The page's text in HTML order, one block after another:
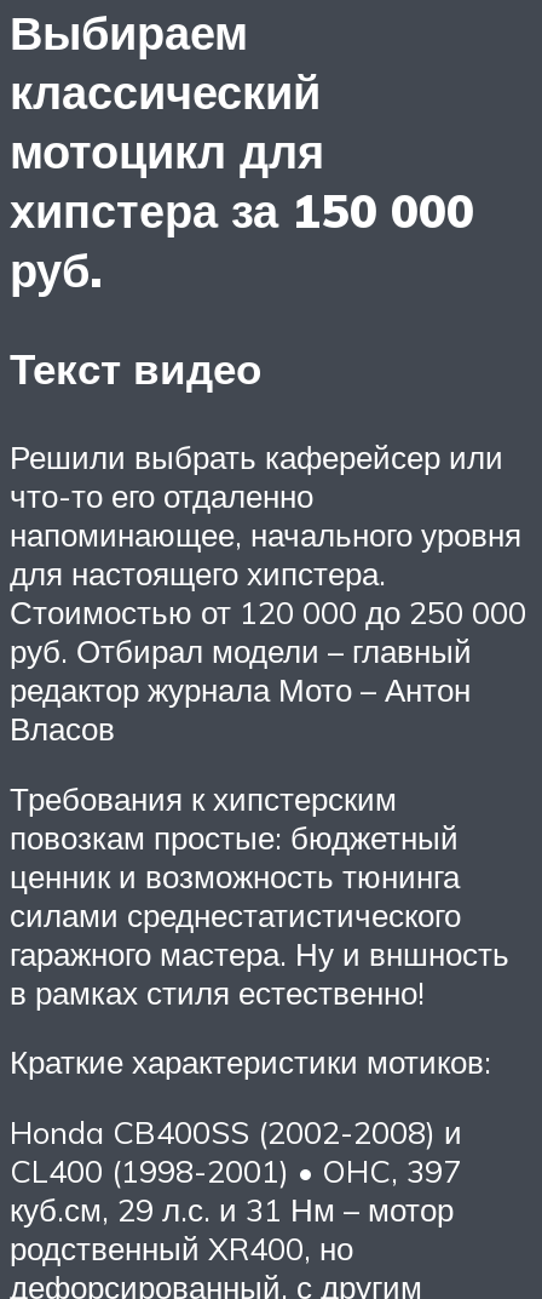
Выбираем
классический
мотоцикл для
хипстера за 150 000
руб.
Текст видео
Решили выбрать каферейсер или
что-то его отдаленно
напоминающее, начального уровня
для настоящего хипстера.
Стоимостью от 120 000 до 250 000
руб. Отбирал модели – главный
редактор журнала Мото – Антон
Власов
Требования к хипстерским
повозкам простые: бюджетный
ценник и возможность тюнинга
силами среднестатистического
гаражного мастера. Ну и вншность
в рамках стиля естественно!
Краткие характеристики мотиков:
Honda CB400SS (2002-2008) и
CL400 (1998-2001) • OHC, 397
куб.см, 29 л.с. и 31 Нм – мотор
родственный XR400, но
дефорсированный, с другим